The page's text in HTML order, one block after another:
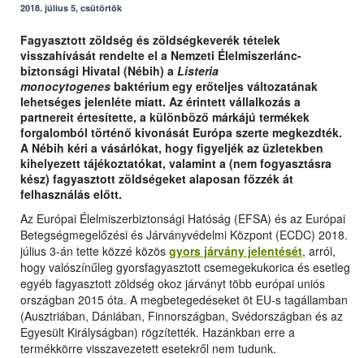
2018. július 5, csütörtök
Fagyasztott zöldség és zöldségkeverék tételek
visszahívását rendelte el a Nemzeti Élelmiszerlánc-
biztonsági Hivatal (Nébih) a Listeria
monocytogenes baktérium egy erőteljes változatának
lehetséges jelenléte miatt. Az érintett vállalkozás a
partnereit értesítette, a különböző márkájú termékek
forgalomból történő kivonását Európa szerte megkezdték.
A Nébih kéri a vásárlókat, hogy figyeljék az üzletekben
kihelyezett tájékoztatókat, valamint a (nem fogyasztásra
kész) fagyasztott zöldségeket alaposan főzzék át
felhasználás előtt.
Az Európai Élelmiszerbiztonsági Hatóság (EFSA) és az Európai
Betegségmegelőzési és Járványvédelmi Központ (ECDC) 2018.
július 3-án tette közzé közös gyors járvány jelentését, arról,
hogy valószínűleg gyorsfagyasztott csemegekukorica és esetleg
egyéb fagyasztott zöldség okoz járványt több európai uniós
országban 2015 óta. A megbetegedéseket öt EU-s tagállamban
(Ausztriában, Dániában, Finnországban, Svédországban és az
Egyesült Királyságban) rögzítették. Hazánkban erre a
termékkörre visszavezetett esetekről nem tudunk.